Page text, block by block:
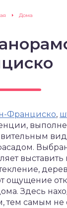
Дома
Франциско,
ощущение
Здесь
тем самым